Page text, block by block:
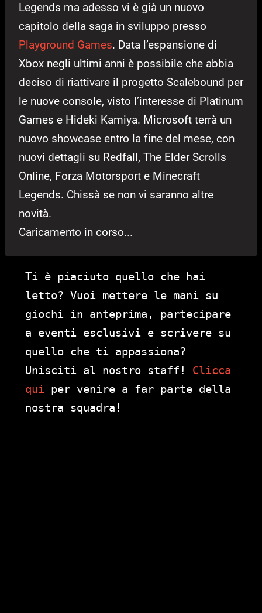
Legends ma adesso vi è già un nuovo
capitolo della saga in sviluppo presso
Playground Games. Data l’espansione di
Xbox negli ultimi anni è possibile che abbia
deciso di riattivare il progetto Scalebound per
le nuove console, visto l’interesse di Platinum
Games e Hideki Kamiya. Microsoft terrà un
nuovo showcase entro la fine del mese, con
nuovi dettagli su Redfall, The Elder Scrolls
Online, Forza Motorsport e Minecraft
Legends. Chissà se non vi saranno altre
novità.
Caricamento in corso...
Ti è piaciuto quello che hai
letto? Vuoi mettere le mani su
giochi in anteprima, partecipare
a eventi esclusivi e scrivere su
quello che ti appassiona?
Unisciti al nostro staff! Clicca
qui per venire a far parte della
nostra squadra!